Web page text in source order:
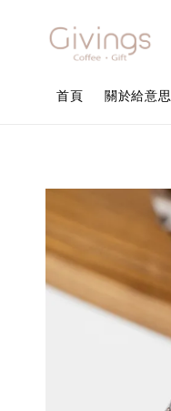
首頁 關於給意思